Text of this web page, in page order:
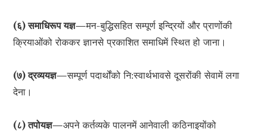
(६) समाधिरूप यज्ञ—मन-बुद्धिसहित सम्पूर्ण इन्द्रियों और प्राणोंकी
क्रियाओंको रोककर ज्ञानसे प्रकाशित समाधिमें स्थित हो जाना।
(७) द्रव्ययज्ञ—सम्पूर्ण पदार्थोंको नि:स्वार्थभावसे दूसरोंकी सेवामें लगा
देना।
(८) तपोयज्ञ—अपने कर्तव्यके पालनमें आनेवाली कठिनाइयोंको